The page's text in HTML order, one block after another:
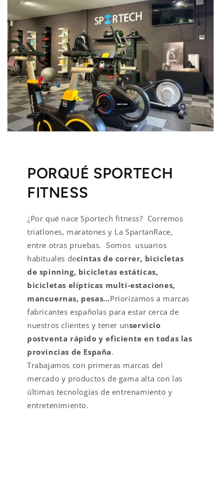
PORQUÉ SPORTECH
FITNESS
¿Por qué nace Sportech fitness? Corremos
triatlones, maratones y La SpartanRace,
entre otras pruebas. Somos usuarios
habituales decintas de correr, bicicletas
de spinning, bicicletas estáticas,
bicicletas elípticas multi-estaciones,
mancuernas, pesas...Priorizamos a marcas
fabricantes españolas para estar cerca de
nuestros clientes y tener unservicio
postventa rápido y eficiente en todas las
provincias de España.
Trabajamos con primeras marcas del
mercado y productos de gama alta con las
últimas tecnologías de entrenamiento y
entretenimiento.